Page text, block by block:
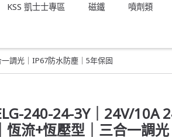
KSS 凱士士專區 磁鐵 噴劑類
調光｜IP67防水防塵｜5年保固
240-24-3Y｜24V/10A
恆流+恆壓型｜三合一調